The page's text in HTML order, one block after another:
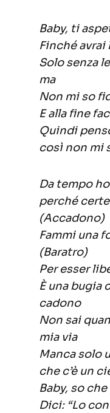
Baby, ti
Finché avrai
Solo senza
ma
Non mi so
E alla fine
Quindi
così non mi
Da tempo
perché
(Accadono)
Fammi una
(Baratro)
Per esser
È una bugia
cadono
Non sai
mia via
Manca solo
che c’è un
Baby, so
Dici: “Lo